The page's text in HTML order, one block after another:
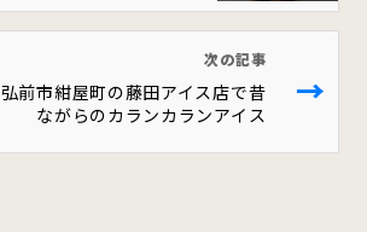
次の記事
弘前市紺屋町の藤田アイス店で昔
ながらのカランカランアイス
→